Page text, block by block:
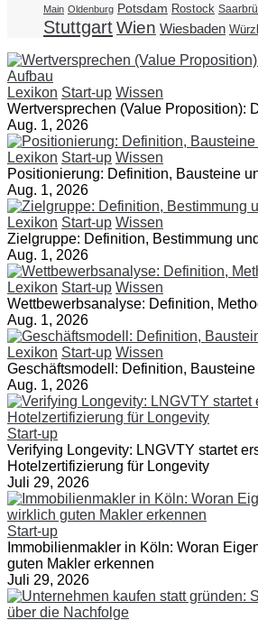
Main Oldenburg Potsdam Rostock
StuttgartWien Wiesbaden
Lexikon Start-up Wissen
Wertversprechen (Value Proposition):
Aug. 1, 2026
Lexikon Start-up Wissen
Positionierung: Definition, Bausteine
Aug. 1, 2026
Lexikon Start-up Wissen
Zielgruppe: Definition, Bestimmung
Aug. 1, 2026
Lexikon Start-up Wissen
Wettbewerbsanalyse: Definition,
Aug. 1, 2026
Lexikon Start-up Wissen
Geschäftsmodell: Definition, Bausteine
Aug. 1, 2026
Start-up
Verifying Longevity: LNGVTY startet
Hotelzertifizierung für Longevity
Juli 29, 2026
Start-up
Immobilienmakler in Köln: Woran
guten Makler erkennen
Juli 29, 2026